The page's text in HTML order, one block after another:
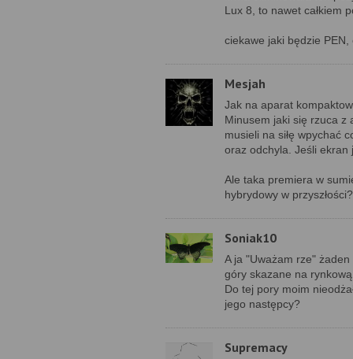
Lux 8, to nawet całkiem
ciekawe jaki będzie
Mesjah
Jak na aparat
Minusem jaki się rzuca z
musieli na siłę wpychać
oraz odchyla. Jeśli ekran
Ale taka premiera w
hybrydowy w
Soniak10
A ja "Uważam rze"
góry skazane na
Do tej pory moim
jego następcy?
Supremacy